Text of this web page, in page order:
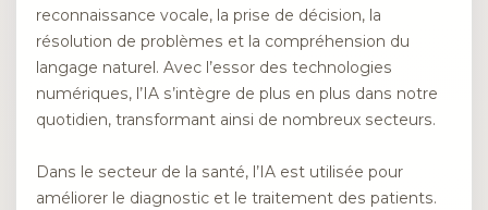
reconnaissance vocale, la prise de décision, la
résolution de problèmes et la compréhension du
langage naturel. Avec l’essor des technologies
numériques, l’IA s’intègre de plus en plus dans notre
quotidien, transformant ainsi de nombreux secteurs.
Dans le secteur de la santé, l’IA est utilisée pour
améliorer le diagnostic et le traitement des patients.